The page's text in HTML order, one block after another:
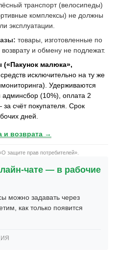
транспорт (велосипеды)
комплексы) не должны
эксплуатации.
товары, изготовленные по
и обмену не подлежат.
малюка»,
средств исключительно на ту же
Удерживаются
админсбор (10%), оплата 2
счёт покупателя. Срок
дней.
и возврата →
защите прав потребителей».
чате — в рабочие
можно задавать через
как только появится